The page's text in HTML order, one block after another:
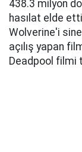
438.3 milyon
hasılat elde
Wolverine'i
açılış yapan
Deadpool filmi